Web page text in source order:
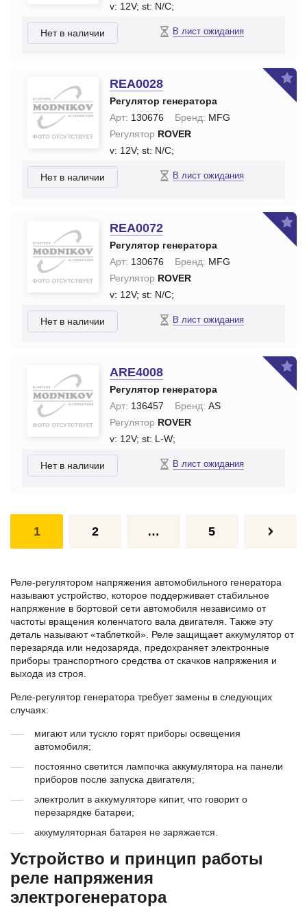
v: 12V; st: N/C;
Нет в наличии В лист ожидания
REA0028
Регулятор генератора
Арт: 130676 Бренд: MFG
Регулятор ROVER
v: 12V; st: N/C;
Нет в наличии В лист ожидания
REA0072
Регулятор генератора
Арт: 130676 Бренд: MFG
Регулятор ROVER
v: 12V; st: N/C;
Нет в наличии В лист ожидания
ARE4008
Регулятор генератора
Арт: 136457 Бренд: AS
Регулятор ROVER
v: 12V; st: L-W;
Нет в наличии В лист ожидания
1 2 … 5
Реле-регулятором напряжения автомобильного генератора
называют устройство, которое поддерживает стабильное
напряжение в бортовой сети автомобиля независимо от
частоты вращения коленчатого вала двигателя. Также эту
деталь называют «таблеткой». Реле защищает аккумулятор от
перезаряда или недозаряда, предохраняет электронные
приборы транспортного средства от скачков напряжения и
выхода из строя.
Реле-регулятор генератора требует замены в следующих
случаях:
мигают или тускло горят приборы освещения
автомобиля;
постоянно светится лампочка аккумулятора на панели
приборов после запуска двигателя;
электролит в аккумуляторе кипит, что говорит о
перезарядке батареи;
аккумуляторная батарея не заряжается.
Устройство и принцип работы
реле напряжения
электрогенератора